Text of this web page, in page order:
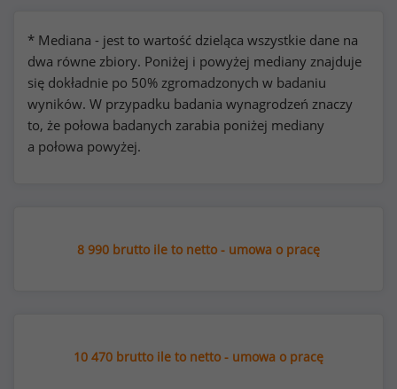
* Mediana - jest to wartość dzieląca wszystkie dane na
dwa równe zbiory. Poniżej i powyżej mediany znajduje
się dokładnie po 50% zgromadzonych w badaniu
wyników. W przypadku badania wynagrodzeń znaczy
to, że połowa badanych zarabia poniżej mediany
a połowa powyżej.
8 990 brutto ile to netto - umowa o pracę
10 470 brutto ile to netto - umowa o pracę